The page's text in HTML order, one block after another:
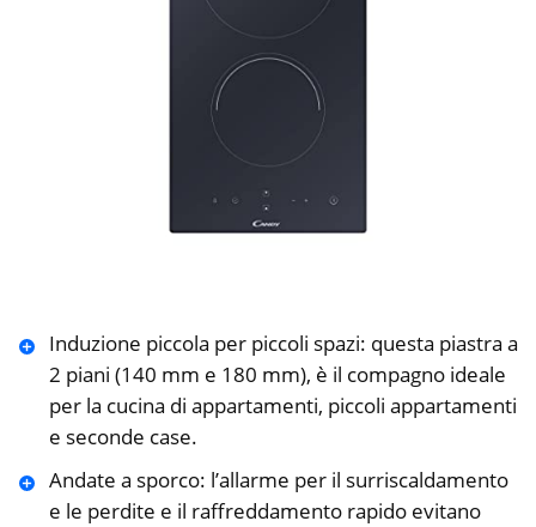
Induzione piccola per piccoli spazi: questa piastra a
2 piani (140 mm e 180 mm), è il compagno ideale
per la cucina di appartamenti, piccoli appartamenti
e seconde case.
Andate a sporco: l’allarme per il surriscaldamento
e le perdite e il raffreddamento rapido evitano